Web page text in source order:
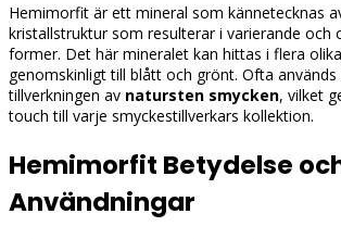
Hemimorfit är ett mineral som kännetecknas
kristallstruktur som resulterar i varierande och
former. Det här mineralet kan hittas i flera
genomskinligt till blått och grönt. Ofta används
tillverkningen av natursten smycken, vilket
touch till varje smyckestillverkars kollektion.
Hemimorfit Betydelse
Användningar